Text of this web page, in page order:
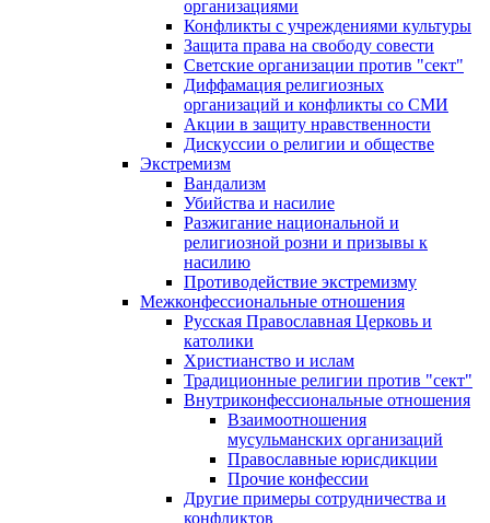
организациями
Конфликты с учреждениями культуры
Защита права на свободу совести
Светские организации против "сект"
Диффамация религиозных
организаций и конфликты со СМИ
Акции в защиту нравственности
Дискуссии о религии и обществе
Экстремизм
Вандализм
Убийства и насилие
Разжигание национальной и
религиозной розни и призывы к
насилию
Противодействие экстремизму
Межконфессиональные отношения
Русская Православная Церковь и
католики
Христианство и ислам
Традиционные религии против "сект"
Внутриконфессиональные отношения
Взаимоотношения
мусульманских организаций
Православные юрисдикции
Прочие конфессии
Другие примеры сотрудничества и
конфликтов